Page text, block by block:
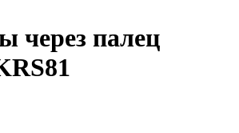
через палец